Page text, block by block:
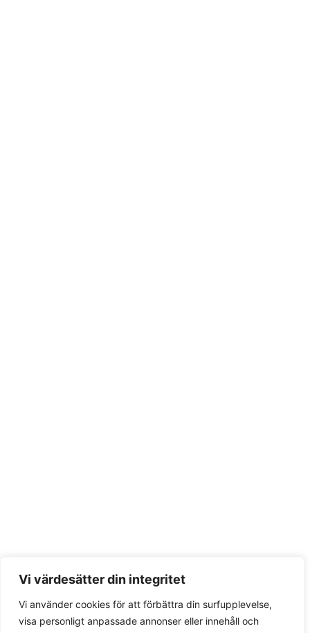
Vi värdesätter din integritet
Vi använder cookies för att förbättra din surfupplevelse,
visa personligt anpassade annonser eller innehåll och